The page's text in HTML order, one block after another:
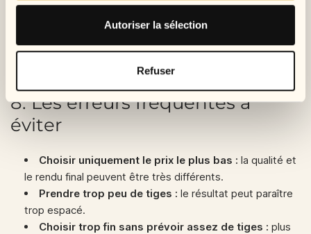
Autoriser la sélection
Refuser
Nous déconseillons les méthodes trop agressives ou trop
dépendantes de colle lorsque l’objectif est d’obtenir un
8. Les erreurs fréquentes à
éviter
Choisir uniquement le prix le plus bas : la qualité et
le rendu final peuvent être très différents.
Prendre trop peu de tiges : le résultat peut paraître
trop espacé.
Choisir trop fin sans prévoir assez de tiges : plus